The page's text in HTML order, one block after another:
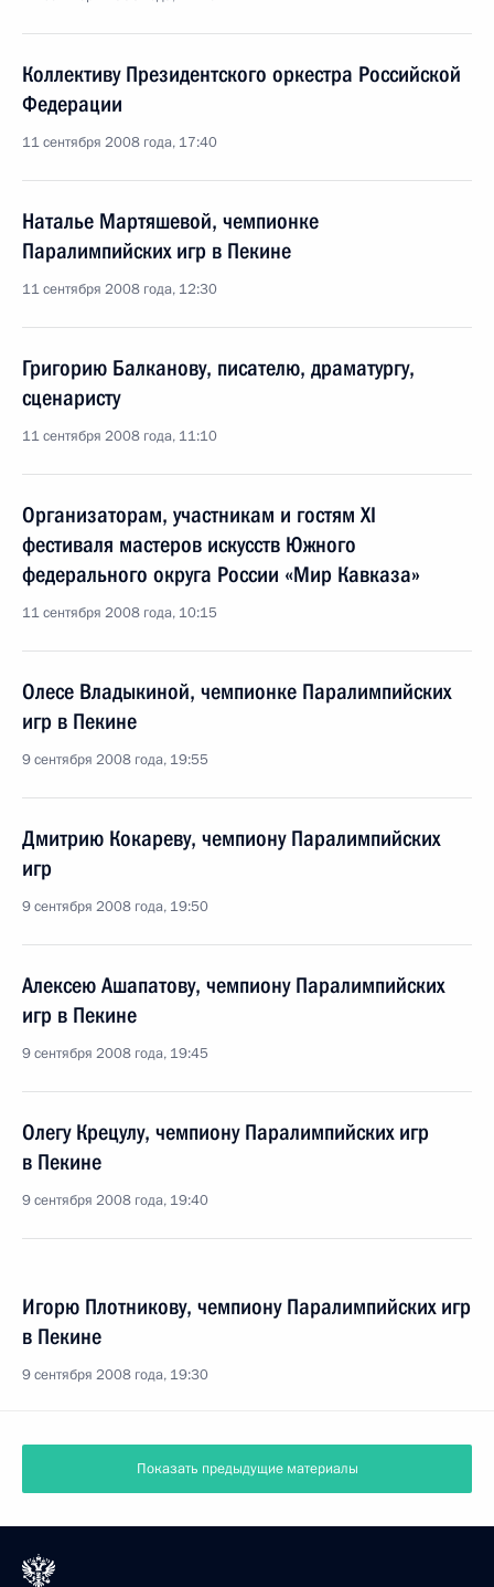
Коллективу Президентского оркестра Российской
Федерации
11 сентября 2008 года, 17:40
Наталье Мартяшевой, чемпионке
Паралимпийских игр в Пекине
11 сентября 2008 года, 12:30
Григорию Балканову, писателю, драматургу,
сценаристу
11 сентября 2008 года, 11:10
Организаторам, участникам и гостям XI
фестиваля мастеров искусств Южного
федерального округа России «Мир Кавказа»
11 сентября 2008 года, 10:15
Олесе Владыкиной, чемпионке Паралимпийских
игр в Пекине
9 сентября 2008 года, 19:55
Дмитрию Кокареву, чемпиону Паралимпийских
игр
9 сентября 2008 года, 19:50
Алексею Ашапатову, чемпиону Паралимпийских
игр в Пекине
9 сентября 2008 года, 19:45
Олегу Крецулу, чемпиону Паралимпийских игр
в Пекине
9 сентября 2008 года, 19:40
Игорю Плотникову, чемпиону Паралимпийских игр
в Пекине
9 сентября 2008 года, 19:30
Показать предыдущие материалы